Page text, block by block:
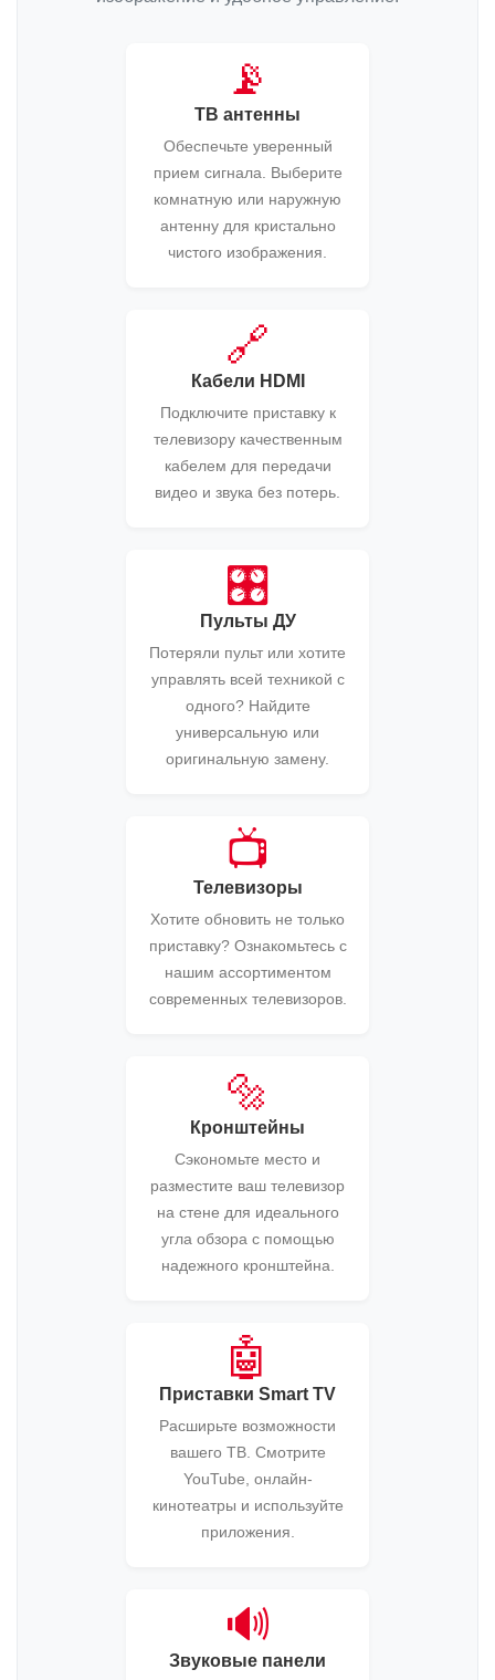
📡
ТВ антенны
Обеспечьте уверенный
прием сигнала. Выберите
комнатную или наружную
антенну для кристально
чистого изображения.
🔗
Кабели HDMI
Подключите приставку к
телевизору качественным
кабелем для передачи
видео и звука без потерь.
🎛️
Пульты ДУ
Потеряли пульт или хотите
управлять всей техникой с
одного? Найдите
универсальную или
оригинальную замену.
📺
Телевизоры
Хотите обновить не только
приставку? Ознакомьтесь с
нашим ассортиментом
современных телевизоров.
🔩
Кронштейны
Сэкономьте место и
разместите ваш телевизор
на стене для идеального
угла обзора с помощью
надежного кронштейна.
🤖
Приставки Smart TV
Расширьте возможности
вашего ТВ. Смотрите
YouTube, онлайн-
кинотеатры и используйте
приложения.
🔊
Звуковые панели